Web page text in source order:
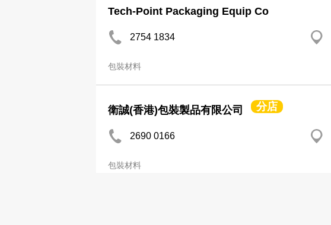
Tech-Point Packaging Equip Co
2754 1834
包裝材料
衛誠(香港)包裝製品有限公司 分店
2690 0166
包裝材料